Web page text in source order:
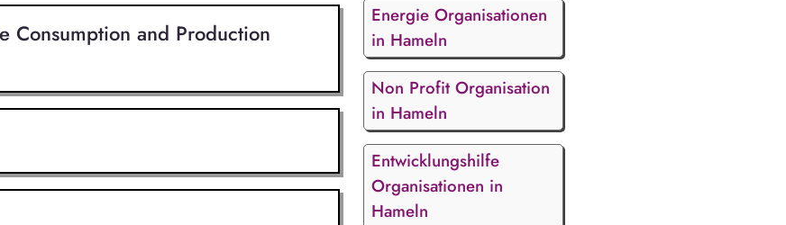
Consumption and Production
Energie Organisationen
in Hameln
Non Profit Organisation
in Hameln
Entwicklungshilfe
Organisationen in
Hameln